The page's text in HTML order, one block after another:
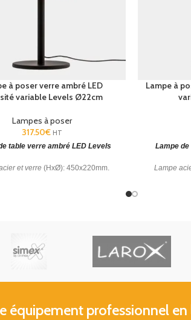
à poser verre ambré LED
variable Levels Ø22cm
Lampes à poser
317.50€ HT
table verre ambré LED Levels
et verre (HxØ): 450x220mm.
Lampe à
Lampe
Lampe
équipement professionnel en